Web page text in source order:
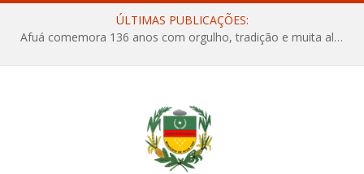
ÚLTIMAS PUBLICAÇÕES:
Afuá comemora 136 anos com orgulho, tradição e muita alegria na Quadra Dr. Nelson Salomão